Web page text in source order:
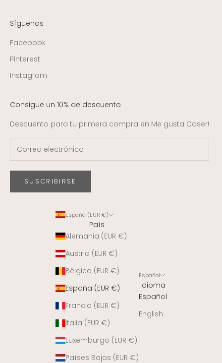
Síguenos
Facebook
Pinterest
Instagram
Consigue un 10% de descuento
Descuento para tu primera compra en Me gusta Coser!
SUSCRIBIRSE
España (EUR €)
País
Alemania (EUR €)
Austria (EUR €)
Bélgica (EUR €)
España (EUR €)
Francia (EUR €)
Italia (EUR €)
Luxemburgo (EUR €)
Países Bajos (EUR €)
Español
Idioma
Español
English